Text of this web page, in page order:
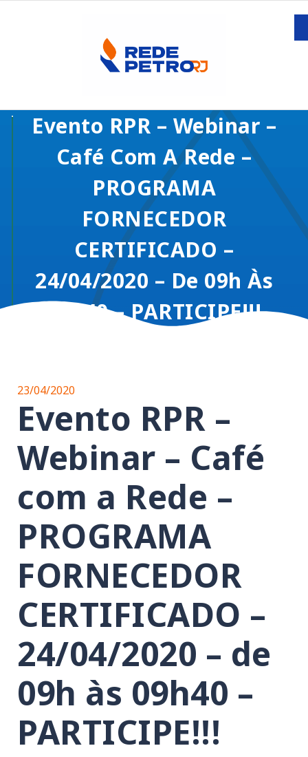
Evento RPR – Webinar –
Café Com A Rede –
PROGRAMA
FORNECEDOR
CERTIFICADO –
24/04/2020 – De 09h Às
09h40 – PARTICIPE!!!
23/04/2020
Evento RPR –
Webinar – Café
com a Rede –
PROGRAMA
FORNECEDOR
CERTIFICADO –
24/04/2020 – de
09h às 09h40 –
PARTICIPE!!!